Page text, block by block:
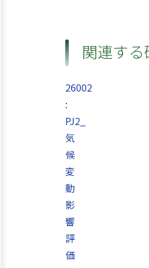
関連す
26002
:
PJ2_
気
候
変
動
影
響
評
価